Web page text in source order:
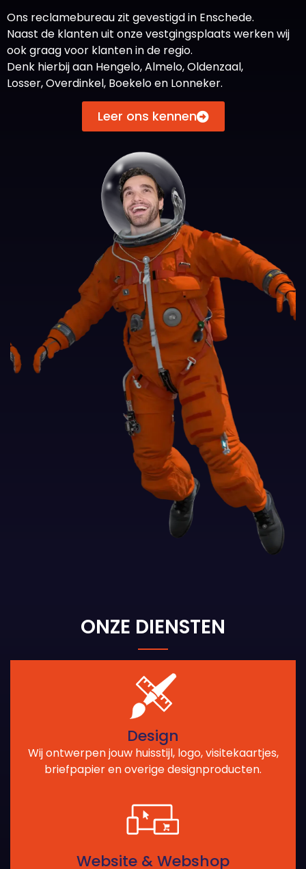
Ons reclamebureau zit gevestigd in Enschede.
Naast de klanten uit onze vestgingsplaats werken wij
ook graag voor klanten in de regio.
Denk hierbij aan Hengelo,Almelo,Oldenzaal,
Losser,Overdinkel, Boekeloen Lonneker.
Leer ons kennen
ONZE DIENSTEN
Design
Wij ontwerpen jouw huisstijl, logo, visitekaartjes,
briefpapier en overige designproducten.
Website & Webshop